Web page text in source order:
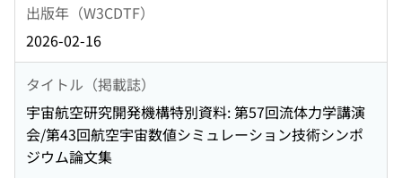
出版年（W3CDTF）
2026-02-16
タイトル（掲載誌）
宇宙航空研究開発機構特別資料: 第57回流体力学講演
会/第43回航空宇宙数値シミュレーション技術シンポ
ジウム論文集